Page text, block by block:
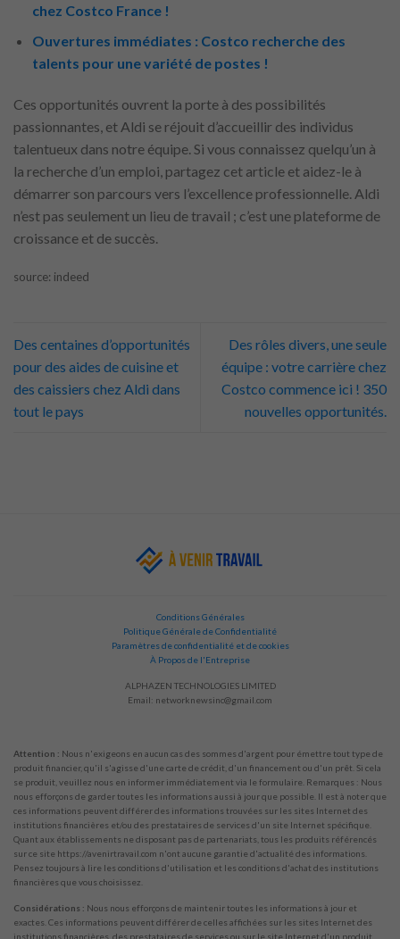
chez Costco France !
Ouvertures immédiates : Costco recherche des
talents pour une variété de postes !
Ces opportunités ouvrent la porte à des possibilités
passionnantes, et Aldi se réjouit d’accueillir des individus
talentueux dans notre équipe. Si vous connaissez quelqu’un à
la recherche d’un emploi, partagez cet article et aidez-le à
démarrer son parcours vers l’excellence professionnelle. Aldi
n’est pas seulement un lieu de travail ; c’est une plateforme de
croissance et de succès.
source: indeed
Des centaines d’opportunités
pour des aides de cuisine et
des caissiers chez Aldi dans
tout le pays
Des rôles divers, une seule
équipe : votre carrière chez
Costco commence ici ! 350
nouvelles opportunités.
Conditions Générales
Politique Générale de Confidentialité
Paramètres de confidentialité et de cookies
À Propos de l'Entreprise
ALPHAZEN TECHNOLOGIES LIMITED
Email: networknewsinc@gmail.com
Attention : Nous n'exigeons en aucun cas des sommes d'argent pour émettre tout type de
produit financier, qu'il s'agisse d'une carte de crédit, d'un financement ou d'un prêt. Si cela
se produit, veuillez nous en informer immédiatement via le formulaire. Remarques : Nous
nous efforçons de garder toutes les informations aussi à jour que possible. Il est à noter que
ces informations peuvent différer des informations trouvées sur les sites Internet des
institutions financières et/ou des prestataires de services d'un site Internet spécifique.
Quant aux établissements ne disposant pas de partenariats, tous les produits référencés
sur ce site https://avenirtravail.com n'ont aucune garantie d'actualité des informations.
Pensez toujours à lire les conditions d'utilisation et les conditions d'achat des institutions
financières que vous choisissez.
Considérations : Nous nous efforçons de maintenir toutes les informations à jour et
exactes. Ces informations peuvent différer de celles affichées sur les sites Internet des
institutions financières, des prestataires de services ou sur le site Internet d'un produit